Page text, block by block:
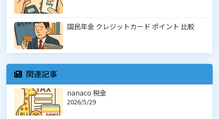
国民年金 クレジットカード ポイント 比較
関連記事
nanaco 税金
2026/5/29